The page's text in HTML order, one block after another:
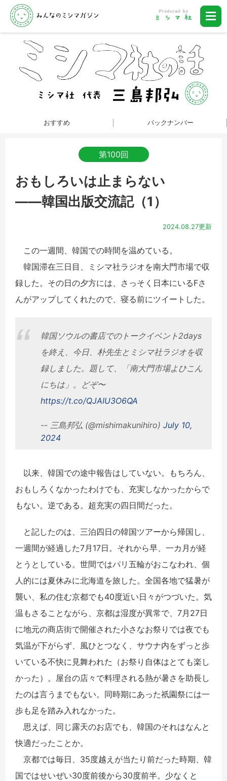
おすすめ バックナンバー
第100回
おもしろいは止まらない
――韓国出版交流記（1）
2024.08.27更新
この一週間、韓国での時間を温めている。
韓国滞在三日目、ミシマ社ラジオを南大門市場で収
録した。その日の夕方には、さっそく日本にいるFさ
んがアップしてくれたので、寝る前にツイートした。
韓国ソウルの書店でのトークイベント2days
を終え、今日、朴先生とミシマ社ラジオを収
録しました。題して、「南大門市場よひこん
にちは」。どぞ〜
https://t.co/QJAIU3O6QA
-- 三島邦弘 (@mishimakunihiro) July 10,
2024
以来、韓国での途中報告はしていない。もちろん、
おもしろくなかったわけでも、充実しなかったからで
もない。逆である。超充実の四日間だった。
と記したのは、三泊四日の韓国ツアーから帰国し、
一週間が経過した7月17日。それから早、一カ月が経
とうとしている。世間ではパリ五輪がおこなわれ、個
人的には夏休みに北海道を旅した。全国各地で猛暑が
襲い、私の住む京都でも40度近い日々がつづいた。気
温もさることながら、京都は湿度が異常で、7月27日
に地元の商店街で開催された小さなお祭りでは夜でも
気温が下がらず、風ひとつなく、サウナ内をずっと歩
いている不快に見舞われた（お祭り自体はとても楽し
かった）。屋台の店々で料理される熱が暑さを助長し
たのは言うまでもない。同時期にあった祇園祭には一
歩も足を踏み入れなかった。
思えば、同じ露天のお店でも、韓国のそれはなんと
快適だったことか。
京都では毎日、35度越えが当たり前だった時期、韓
国ではせいぜい30度前後から30度前半。少なくと